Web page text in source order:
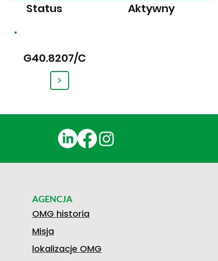
G40.8207/C
>
Status
Aktywny
AGENCJA
OMG historia
Misja
lokalizacje OMG